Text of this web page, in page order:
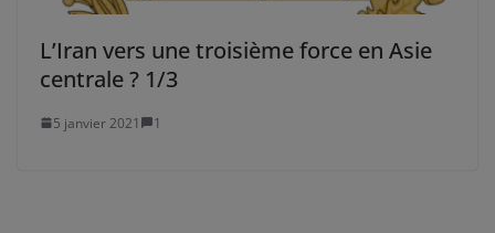
L’Iran vers une troisième force en Asie
centrale ? 1/3
5 janvier 2021 1